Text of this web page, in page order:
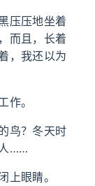
压压地坐着
而且，长着
，我还以为
作。
鸟？冬天时
……
上眼睛。